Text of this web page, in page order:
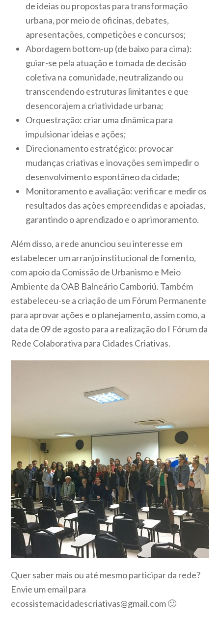
de ideias ou propostas para transformação
urbana, por meio de oficinas, debates,
apresentações, competições e concursos;
Abordagembottom-up (de baixo para cima):
guiar-se pela atuação e tomada de decisão
coletiva na comunidade, neutralizando ou
transcendendo estruturas limitantes e que
desencorajem a criatividade urbana;
Orquestração: criar uma dinâmica para
impulsionar ideias e ações;
Direcionamento estratégico: provocar
mudanças criativas e inovações sem impedir o
desenvolvimento espontâneo da cidade;
Monitoramento e avaliação:verificar e medir os
resultados das ações empreendidas e apoiadas,
garantindo o aprendizado e o aprimoramento.
Além disso, a rede anunciou seu interesse em
estabelecer um arranjo institucional de fomento,
com apoio da Comissão de Urbanismo e Meio
Ambiente da OAB Balneário Camboriú. Também
estabeleceu-se a criação de um Fórum Permanente
para aprovar ações e o planejamento, assim como, a
data de 09 de agosto para a realização do I Fórum da
Rede Colaborativa para Cidades Criativas.
Quer saber mais ou até mesmo participar da rede?
Envie um email para
ecossistemacidadescriativas@gmail.com🙂